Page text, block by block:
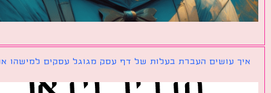
עושים העברת בעלות של דף עסק מגוגל עסקים למישהו אחר?